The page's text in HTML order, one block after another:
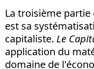
La troisième
est sa
capitaliste. Le
application du
domaine de